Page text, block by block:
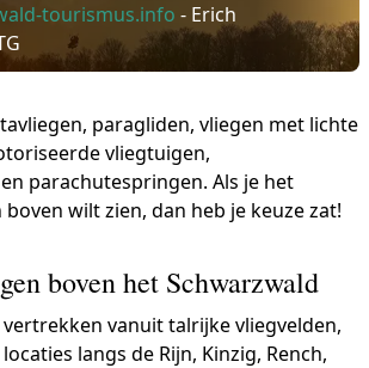
tourismus.info - Erich
paragliden, vliegen met lichte
vliegtuigen,
parachutespringen. Als je het
wilt zien, dan heb je keuze zat!
boven het Schwarzwald
vanuit talrijke vliegvelden,
langs de Rijn, Kinzig, Rench,